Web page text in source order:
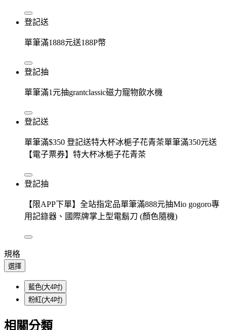
登記送
單筆滿1888元送188P幣
登記抽
單筆滿1元抽grantclassic磁力寵物飲水機
登記送
單筆滿$350 登記送特大杯冰梔子花青茶單筆滿350元送
【電子票券】特大杯冰梔子花青茶
登記抽
【限APP下單】全站指定品單筆滿888元抽Mio gogoro專
用記錄器、國際牌掌上型電鬍刀 (顏色隨機)
規格
選擇
藍色(大4吋)
粉紅(大4吋)
相關分類